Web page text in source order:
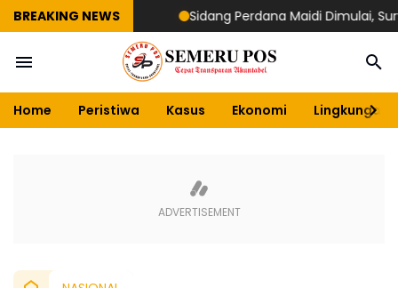
BREAKING NEWS Sidang Perdana Maidi Dimulai,
Home Peristiwa Kasus Ekonomi Lingkungan